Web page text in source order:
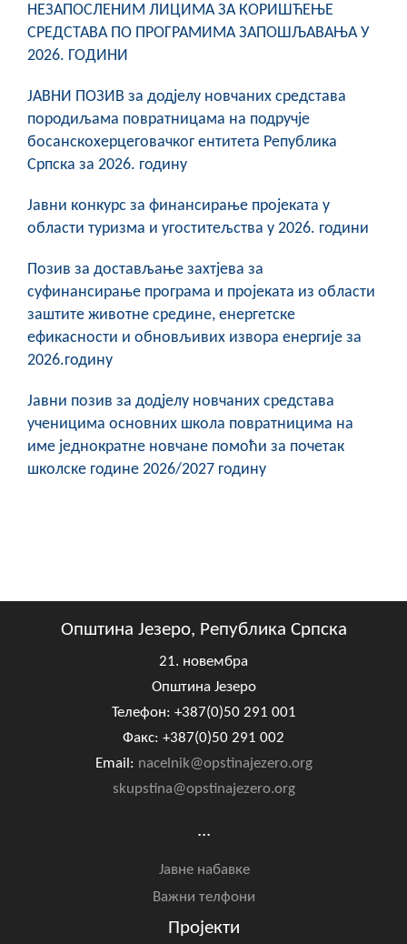
Јавни позиви
Обавјештења
Заштита од пожара
COVID 19
ФИНАНСИЈЕ
ПРИВРЕДА
Пољопривреда
Туризам
ЦИВИЛНА ЗАШТИТА
КОНТАКТ
НЕЗАПОСЛЕНИМ ЛИЦИМА ЗА КОРИШЋЕЊЕ
СРЕДСТАВА ПО ПРОГРАМИМА ЗАПОШЉАВАЊА У
2026. ГОДИНИ
ЈАВНИ ПОЗИВ за додјелу новчаних средстава
породиљама повратницама на подручје
босанскохерцеговачког ентитета Република
Српска за 2026. годину
Јавни конкурс за финансирање пројеката у
области туризма и угоститељства у 2026. години
Позив за достављање захтјева за
суфинансирање програма и пројеката из области
заштите животне средине, енергетске
ефикасности и обновљивих извора енергије за
2026.годину
Јавни позив за додјелу новчаних средстава
ученицима основних школа повратницима на
име једнократне новчане помоћи за почетак
школске године 2026/2027 годину
Општина Језеро, Република Српска
21. новембра
Општина Језеро
Телефон: +387(0)50 291 001
Факс: +387(0)50 291 002
Email: nacelnik@opstinajezero.org
skupstina@opstinajezero.org
...
Јавне набавке
Важни телфони
Пројекти